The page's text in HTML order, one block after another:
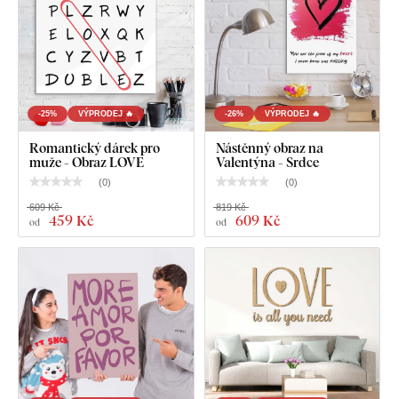
Co najdete v balení?
Dřevěný obraz - Love Love Love
Předem namontovaný háček / háčky na druhé straně
Přehledný návod na montáž
-25% VÝPRODEJ 🔥
Romantický dárek pro
muže - Obraz LOVE
(0)
od 459 Kč
609 Kč
-26% VÝPRODEJ 🔥
Nástěnný obraz na
Valentýna - Srdce
(0)
od 609 Kč
819 Kč